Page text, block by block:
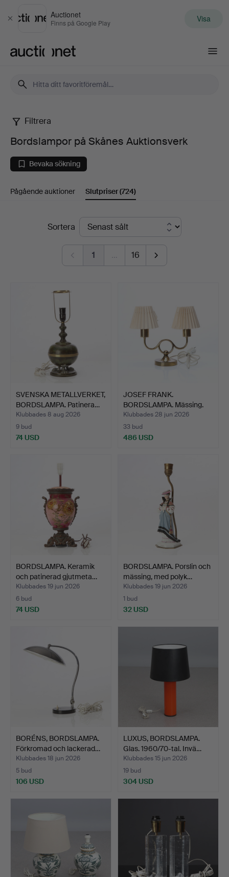
Stäng
Auctionet
Finns på Google Play Visa
Bordslampor
på
Skånes
Auktionsverk
Filtrera
Bordslampor på Skånes Auktionsverk
Bevaka sökning
Pågående auktioner Slutpriser(724)
SlutpriserSortera
1 … 16
SVENSKA METALLVERKET,
BORDSLAMPA. Patinera…
Klubbades 8 aug 2026
9 bud
74 USD
JOSEF FRANK.
BORDSLAMPA. Mässing.
Svenskt …
Klubbades 28 jun 2026
33 bud
486 USD
BORDSLAMPA. Keramik
och patinerad gjutmeta…
Klubbades 19 jun 2026
6 bud
74 USD
BORDSLAMPA. Porslin och
mässing, med polyk…
Klubbades 19 jun 2026
1 bud
32 USD
BORÉNS, BORDSLAMPA.
Förkromad och lackerad…
Klubbades 18 jun 2026
5 bud
106 USD
LUXUS, BORDSLAMPA.
Glas. 1960/70-tal. Invä…
Klubbades 15 jun 2026
19 bud
304 USD